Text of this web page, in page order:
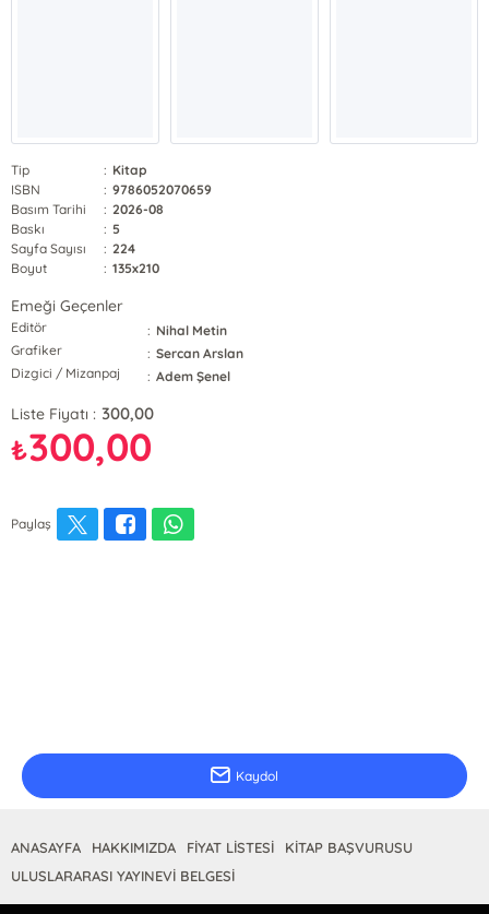
Tip : Kitap
ISBN
: 9786052070659
Basım Tarihi
: 2026-08
Baskı
: 5
Sayfa Sayısı
: 224
Boyut
: 135x210
Emeği Geçenler
Editör : Nihal Metin
Grafiker
: Sercan Arslan
Dizgici / Mizanpaj
: Adem Şenel
Liste Fiyatı : 300,00
₺300,00
Paylaş
Kaydol
ANASAYFA HAKKIMIZDA FİYAT LİSTESİ
KİTAP BAŞVURUSU
ULUSLARARASI YAYINEVİ BELGESİ